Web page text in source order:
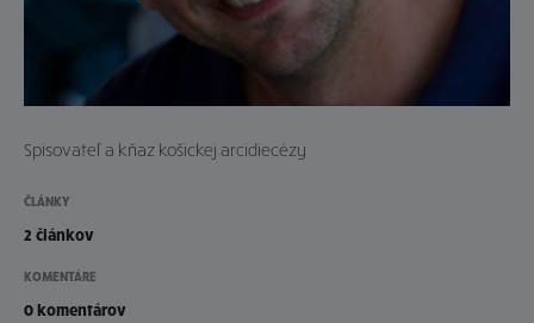
Spisovateľ a kňaz košickej arcidiecézy
ČLÁNKY
2 článkov
KOMENTÁRE
0 komentárov